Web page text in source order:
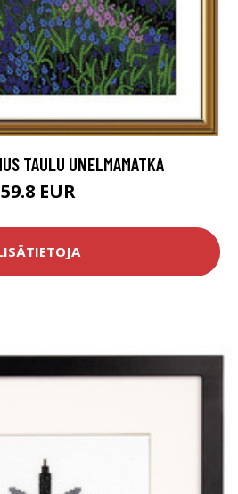
TAULU UNELMAMATKA
59.8 EUR